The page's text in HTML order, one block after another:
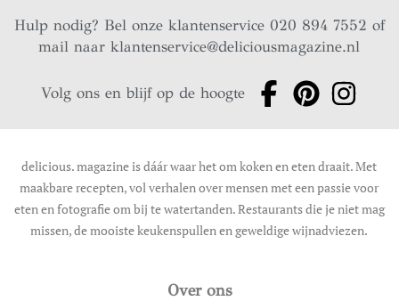
Hulp nodig? Bel onze klantenservice 020 894 7552 of
mail naarklantenservice@deliciousmagazine.nl
Volg ons en blijf op de hoogte
delicious. magazine is dáár waar het om koken en eten draait. Met
maakbare recepten, vol verhalen over mensen met een passie voor
eten en fotografie om bij te watertanden. Restaurants die je niet mag
missen, de mooiste keukenspullen en geweldige wijnadviezen.
Over ons